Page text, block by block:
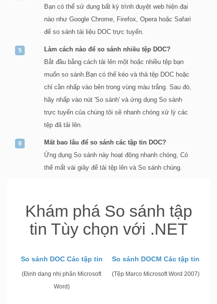
Bạn có thể sử dụng bất kỳ trình duyệt web hiện đại
nào như Google Chrome, Firefox, Opera hoặc Safari
để so sánh tài liệu DOC trực tuyến.
Làm cách nào để so sánh nhiều tệp DOC?
Bắt đầu bằng cách tải lên một hoặc nhiều tệp bạn
muốn so sánh.Bạn có thể kéo và thả tệp DOC hoặc
chỉ cần nhấp vào bên trong vùng màu trắng. Sau đó,
hãy nhấp vào nút 'So sánh' và ứng dụng So sánh
trực tuyến của chúng tôi sẽ nhanh chóng xử lý các
tệp đã tải lên.
Mất bao lâu để so sánh các tập tin DOC?
Ứng dụng So sánh này hoạt động nhanh chóng, Có
thể mất vài giây để tải tệp lên và So sánh chúng.
Khám phá So sánh tập
tin Tùy chọn với .NET
So sánh DOC Các tập tin
(Định dạng nhị phân Microsoft
Word)
So sánh DOCM Các tập tin
(Tệp Marco Microsoft Word 2007)